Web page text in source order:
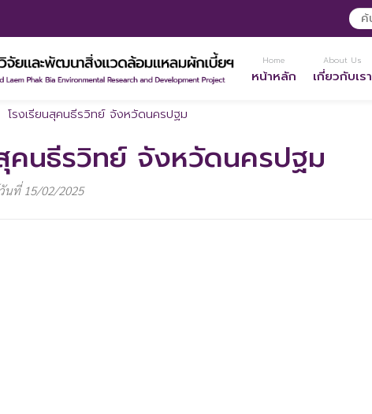
Home
หน้าหลัก
About Us
เกี่ยวกับเรา
โรงเรียนสุคนธีรวิทย์ จังหวัดนครปฐม
คนธีรวิทย์ จังหวัดนครปฐม
นที่ 15/02/2025